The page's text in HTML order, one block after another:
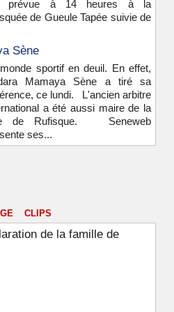
prévue à 14 heures à la
de Gueule Tapée suivie de
Sène
sportif en deuil. En effet,
Mamaya Sène a tiré sa
ce lundi. L'ancien arbitre
a été aussi maire de la
de Rufisque. Seneweb
ses...
CLIPS
de la famille de